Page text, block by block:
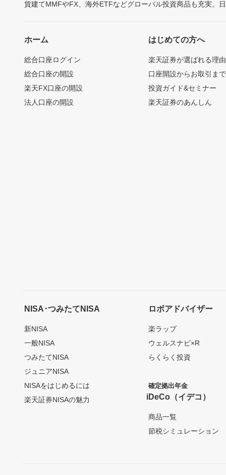
貨建てMMFやFX、海外ETFなどグローバル投資商品も充実。
ホーム
総合口座ログイン
総合口座の開設
楽天FX口座の開設
法人口座の開設
はじめての方へ
楽天証券が選ばれる理由
口座開設からお取引ま
投資ガイド&セミナー
楽天証券のあんしん
NISA･つみたてNISA
新NISA
一般NISA
つみたてNISA
ジュニアNISA
NISAをはじめるには
楽天証券NISAの魅力
ロボアドバイザー
楽ラップ
ウェルスナビ×R
らくらく投資
確定拠出年金
iDeCo（イデコ）
商品一覧
節税シミュレーション